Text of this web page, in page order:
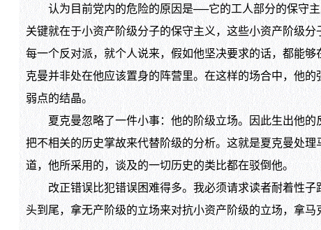
认为目前党内的危险的原因是──它的工人部分的保守主
关键就在于小资产阶级分子的保守主义，这些小资产阶级
每一个反对派，就个人说来，假如他坚决要求的话，都能
克曼并非处在他应该置身的阵营里。在这样的场合中，他
弱点的结晶。
夏克曼忽略了一件小事：他的阶级立场。因此生出他的
把不相关的历史掌故来代替阶级的分析。这就是夏克曼处
道，他所采用的，谈及的一切历史的类比都在驳倒他。
改正错误比犯错误困难得多。我必须请求读者耐着性子
头到尾，拿无产阶级的立场来对抗小资产阶级的立场，拿